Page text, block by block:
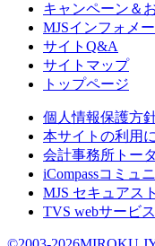
キャンペーン＆
MJSインフォメ
サイトQ&A
サイトマップ
トップページ
個人情報保護方
本サイトの利用
会計事務所トー
iCompassコミュ
MJS セキュアス
TVS webサービ